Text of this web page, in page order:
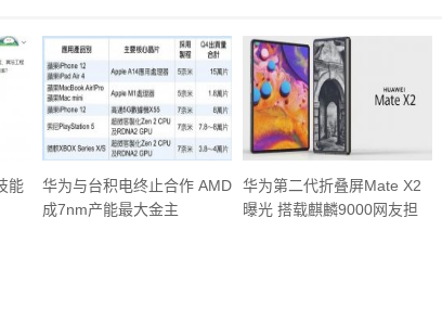
能
华为与台积电终止合作 AMD
成7nm产能最大金主
华为第二代折叠屏Mate X2
曝光 搭载麒麟9000网友担